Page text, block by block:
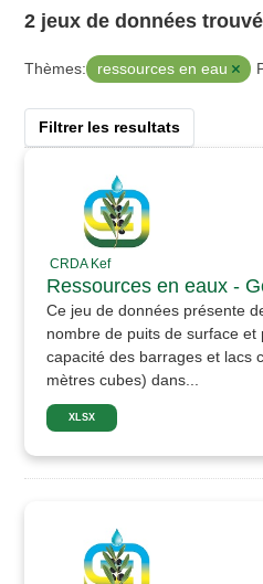
2 jeux de données
Thèmes: ressources en eau
Filtrer les resultats
CRDA Kef
Ressources en eaux -
Ce jeu de données présente
nombre de puits de surface
capacité des barrages et lacs
mètres cubes) dans...
XLSX